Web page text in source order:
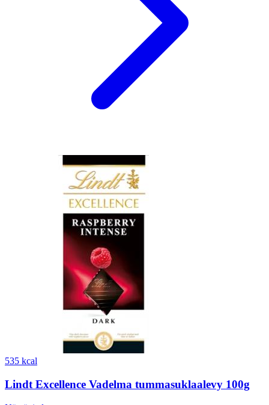
535 kcal
Lindt Excellence Vadelma tummasuklaalevy 100g